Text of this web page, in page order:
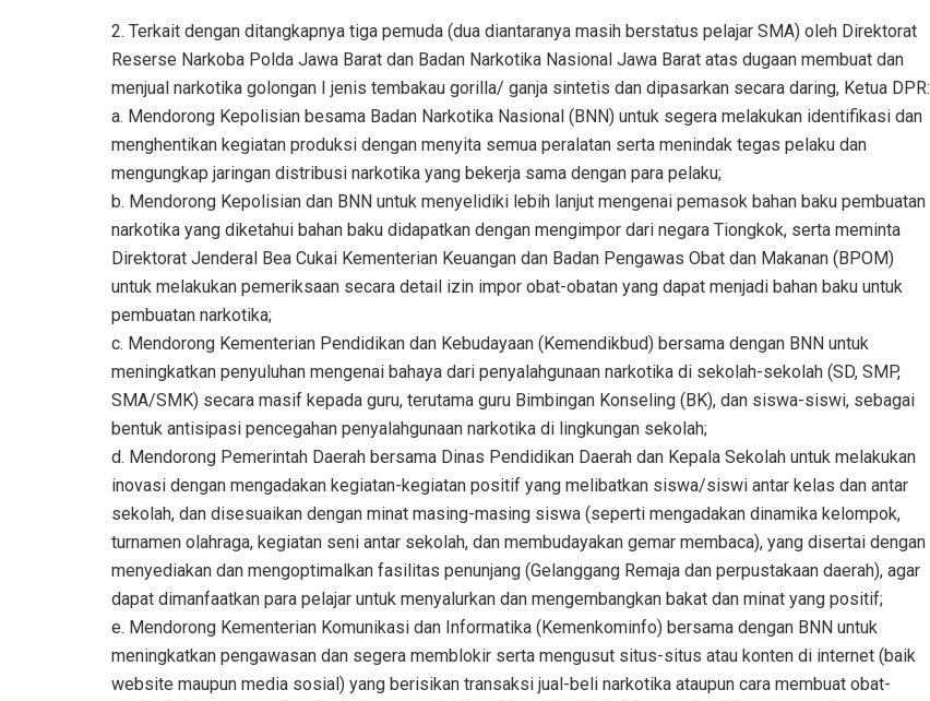
2. Terkait dengan ditangkapnya tiga pemuda (dua diantaranya masih berstatus pelajar SMA) oleh Direktorat
Reserse Narkoba Polda Jawa Barat dan Badan Narkotika Nasional Jawa Barat atas dugaan membuat dan
menjual narkotika golongan I jenis tembakau gorilla/ ganja sintetis dan dipasarkan secara daring, Ketua DPR:
a. Mendorong Kepolisian besama Badan Narkotika Nasional (BNN) untuk segera melakukan identifikasi dan
menghentikan kegiatan produksi dengan menyita semua peralatan serta menindak tegas pelaku dan
mengungkap jaringan distribusi narkotika yang bekerja sama dengan para pelaku;
b. Mendorong Kepolisian dan BNN untuk menyelidiki lebih lanjut mengenai pemasok bahan baku pembuatan
narkotika yang diketahui bahan baku didapatkan dengan mengimpor dari negara Tiongkok, serta meminta
Direktorat Jenderal Bea Cukai Kementerian Keuangan dan Badan Pengawas Obat dan Makanan (BPOM)
untuk melakukan pemeriksaan secara detail izin impor obat-obatan yang dapat menjadi bahan baku untuk
pembuatan narkotika;
c. Mendorong Kementerian Pendidikan dan Kebudayaan (Kemendikbud) bersama dengan BNN untuk
meningkatkan penyuluhan mengenai bahaya dari penyalahgunaan narkotika di sekolah-sekolah (SD, SMP,
SMA/SMK) secara masif kepada guru, terutama guru Bimbingan Konseling (BK), dan siswa-siswi, sebagai
bentuk antisipasi pencegahan penyalahgunaan narkotika di lingkungan sekolah;
d. Mendorong Pemerintah Daerah bersama Dinas Pendidikan Daerah dan Kepala Sekolah untuk melakukan
inovasi dengan mengadakan kegiatan-kegiatan positif yang melibatkan siswa/siswi antar kelas dan antar
sekolah, dan disesuaikan dengan minat masing-masing siswa (seperti mengadakan dinamika kelompok,
turnamen olahraga, kegiatan seni antar sekolah, dan membudayakan gemar membaca), yang disertai dengan
menyediakan dan mengoptimalkan fasilitas penunjang (Gelanggang Remaja dan perpustakaan daerah), agar
dapat dimanfaatkan para pelajar untuk menyalurkan dan mengembangkan bakat dan minat yang positif;
e. Mendorong Kementerian Komunikasi dan Informatika (Kemenkominfo) bersama dengan BNN untuk
meningkatkan pengawasan dan segera memblokir serta mengusut situs-situs atau konten di internet (baik
website maupun media sosial) yang berisikan transaksi jual-beli narkotika ataupun cara membuat obat-